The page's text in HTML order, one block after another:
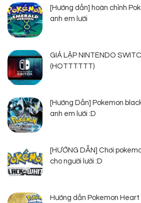
[Hướng dẫn] hoàn chỉnh
anh em lười
GIẢ LẬP NINTENDO
(HOTTTTTT)
[Hướng Dẫn] Pokemon
anh em lười :D
[HƯỚNG DẪN] Chơi
cho người lười :D
Hướng dẫn Pokemon